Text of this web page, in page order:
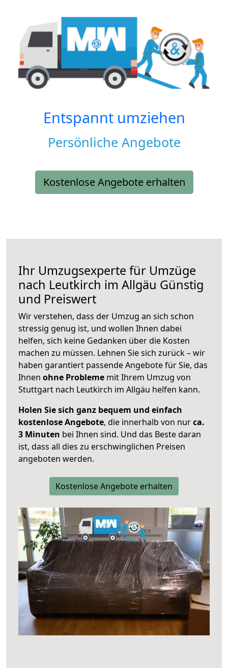
Entspannt umziehen
Persönliche Angebote
Kostenlose Angebote erhalten
Ihr Umzugsexperte für Umzüge
nach Leutkirch im Allgäu Günstig
und Preiswert
Wir verstehen, dass der Umzug an sich schon
stressig genug ist, und wollen Ihnen dabei
helfen, sich keine Gedanken über die Kosten
machen zu müssen. Lehnen Sie sich zurück – wir
haben garantiert passende Angebote für Sie, das
Ihnen ohne Probleme mit Ihrem Umzug von
Stuttgart nach Leutkirch im Allgäu helfen kann.
Holen Sie sich ganz bequem und einfach
kostenlose Angebote, die innerhalb von nurca.
3 Minuten bei Ihnen sind. Und das Beste daran
ist, dass all dies zu erschwinglichen Preisen
angeboten werden.
Kostenlose Angebote erhalten